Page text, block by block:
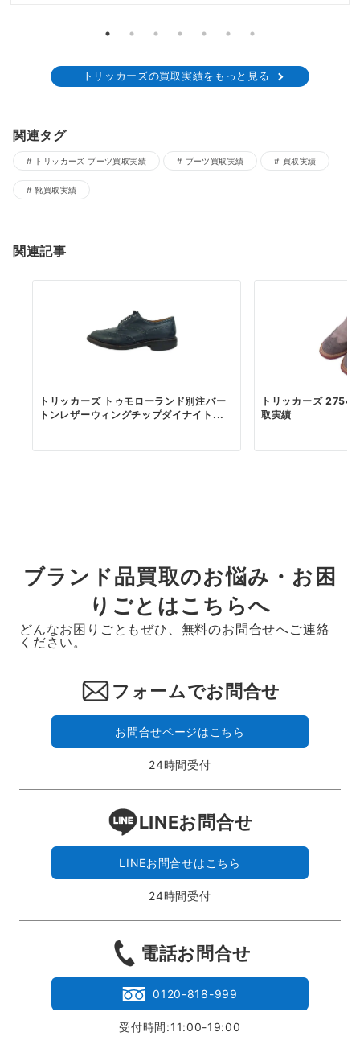
トリッカーズの買取実績をもっと見る
関連タグ
トリッカーズ ブーツ買取実績 ブーツ買取実績 買取実績
靴買取実績
関連記事
トリッカーズ トゥモローランド別注バー
トンレザーウィングチップダイナイト...
トリッカーズ 2754
取実績
ブランド品買取のお悩み・お困
りごとはこちらへ
どんなお困りごともぜひ、無料のお問合せへご連絡
ください。
フォームでお問合せ
お問合せページはこちら
24時間受付
LINEお問合せ
LINEお問合せはこちら
24時間受付
電話お問合せ
0120-818-999
受付時間:11:00-19:00